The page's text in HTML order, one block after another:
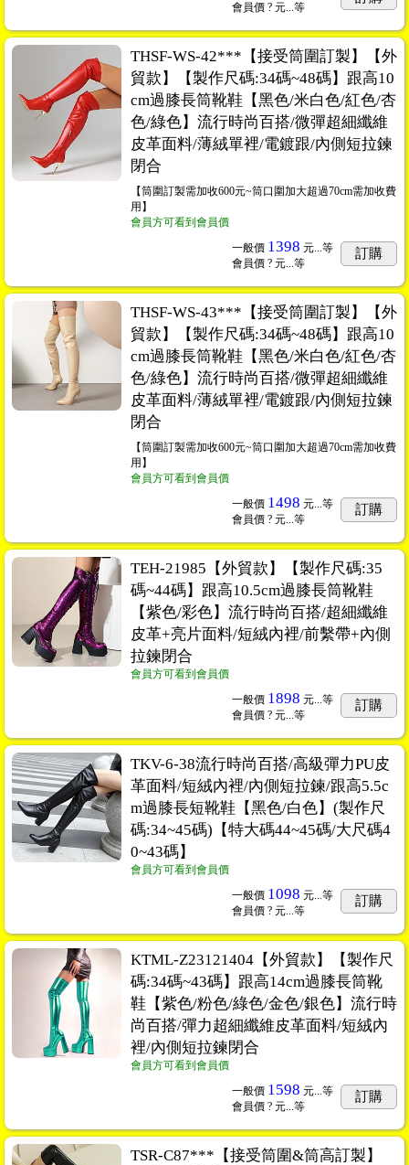
會員價 ? 元...等
THSF-WS-42***【接受筒圍訂製】【外
貿款】【製作尺碼:34碼~48碼】跟高10
cm過膝長筒靴鞋【黑色/米白色/紅色/杏
色/綠色】流行時尚百搭/微彈超細纖維
皮革面料/薄絨單裡/電鍍跟/內側短拉鍊
閉合
【筒圍訂製需加收600元~筒口圍加大超過70cm需加收費
用】
會員方可看到會員價
一般價 1398 元...等
會員價 ? 元...等
訂購
THSF-WS-43***【接受筒圍訂製】【外
貿款】【製作尺碼:34碼~48碼】跟高10
cm過膝長筒靴鞋【黑色/米白色/紅色/杏
色/綠色】流行時尚百搭/微彈超細纖維
皮革面料/薄絨單裡/電鍍跟/內側短拉鍊
閉合
【筒圍訂製需加收600元~筒口圍加大超過70cm需加收費
用】
會員方可看到會員價
一般價 1498 元...等
會員價 ? 元...等
訂購
TEH-21985【外貿款】【製作尺碼:35
碼~44碼】跟高10.5cm過膝長筒靴鞋
【紫色/彩色】流行時尚百搭/超細纖維
皮革+亮片面料/短絨內裡/前繫帶+內側
拉鍊閉合
會員方可看到會員價
一般價 1898 元...等
會員價 ? 元...等
訂購
TKV-6-38流行時尚百搭/高級彈力PU皮
革面料/短絨內裡/內側短拉鍊/跟高5.5c
m過膝長短靴鞋【黑色/白色】(製作尺
碼:34~45碼)【特大碼44~45碼/大尺碼4
0~43碼】
會員方可看到會員價
一般價 1098 元...等
會員價 ? 元...等
訂購
KTML-Z23121404【外貿款】【製作尺
碼:34碼~43碼】跟高14cm過膝長筒靴
鞋【紫色/粉色/綠色/金色/銀色】流行時
尚百搭/彈力超細纖維皮革面料/短絨內
裡/內側短拉鍊閉合
會員方可看到會員價
一般價 1598 元...等
會員價 ? 元...等
訂購
TSR-C87***【接受筒圍&筒高訂製】